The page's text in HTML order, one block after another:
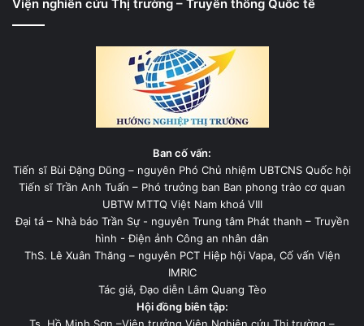
Viện nghiên cứu Thị trường – Truyền thông Quốc tế
Ban cố vấn:
Tiến sĩ Bùi Đặng Dũng – nguyên Phó Chủ nhiệm UBTCNS Quốc hội
Tiến sĩ Trần Anh Tuấn – Phó trưởng ban Ban phong trào cơ quan
UBTW MTTQ Việt Nam khoá VIII
Đại tá – Nhà báo Trần Sự - nguyên Trung tâm Phát thanh – Truyền
hình - Điện ảnh Công an nhân dân
ThS. Lê Xuân Thăng – nguyên PCT Hiệp hội Vapa, Cố vấn Viện
IMRIC
Tác giả, Đạo diễn Lâm Quang Tèo
Hội đồng biên tập: